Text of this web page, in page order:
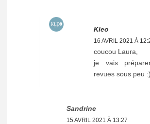
Kleo
16 AVRIL 2021 À
coucou Laura,
je vais
revues sous peu :)
Sandrine
15 AVRIL 2021 À 13:27